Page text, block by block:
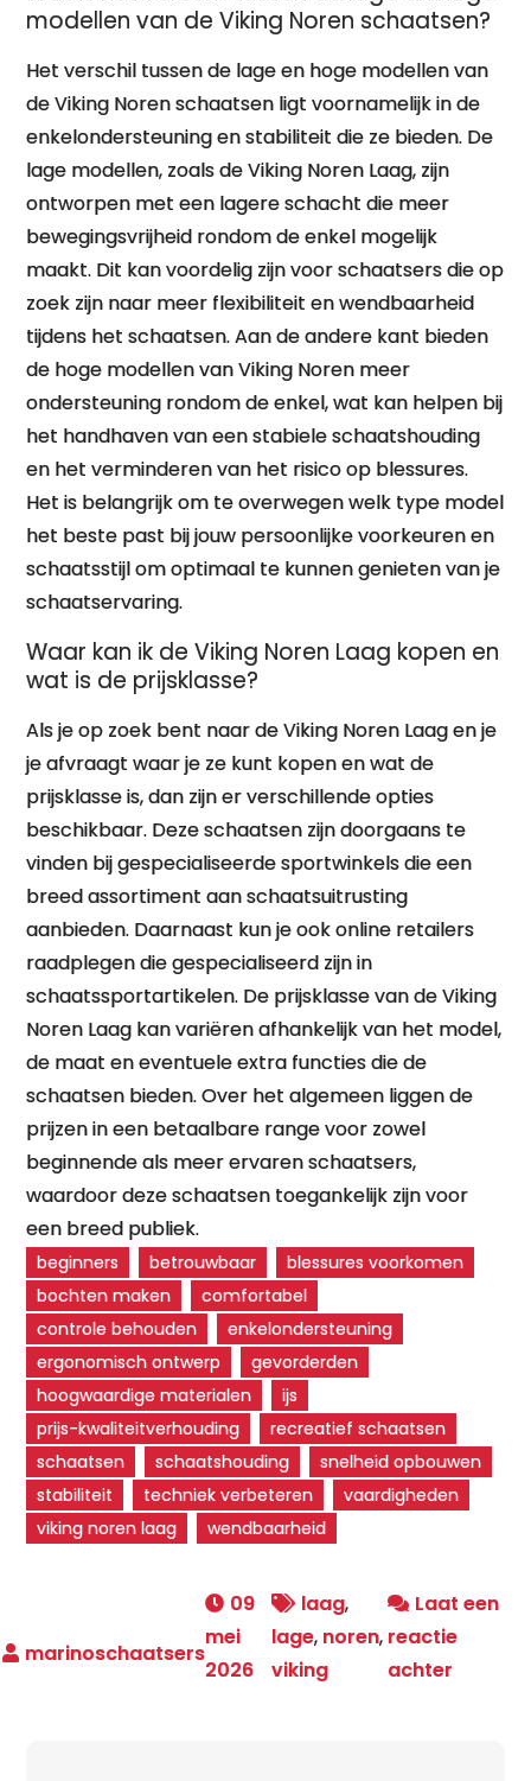
modellen van de Viking Noren schaatsen?
Het verschil tussen de lage en hoge modellen van
de Viking Noren schaatsen ligt voornamelijk in de
enkelondersteuning en stabiliteit die ze bieden. De
lage modellen, zoals de Viking Noren Laag, zijn
ontworpen met een lagere schacht die meer
bewegingsvrijheid rondom de enkel mogelijk
maakt. Dit kan voordelig zijn voor schaatsers die op
zoek zijn naar meer flexibiliteit en wendbaarheid
tijdens het schaatsen. Aan de andere kant bieden
de hoge modellen van Viking Noren meer
ondersteuning rondom de enkel, wat kan helpen bij
het handhaven van een stabiele schaatshouding
en het verminderen van het risico op blessures.
Het is belangrijk om te overwegen welk type model
het beste past bij jouw persoonlijke voorkeuren en
schaatsstijl om optimaal te kunnen genieten van je
schaatservaring.
Waar kan ik de Viking Noren Laag kopen en
wat is de prijsklasse?
Als je op zoek bent naar de Viking Noren Laag en je
je afvraagt waar je ze kunt kopen en wat de
prijsklasse is, dan zijn er verschillende opties
beschikbaar. Deze schaatsen zijn doorgaans te
vinden bij gespecialiseerde sportwinkels die een
breed assortiment aan schaatsuitrusting
aanbieden. Daarnaast kun je ook online retailers
raadplegen die gespecialiseerd zijn in
schaatssportartikelen. De prijsklasse van de Viking
Noren Laag kan variëren afhankelijk van het model,
de maat en eventuele extra functies die de
schaatsen bieden. Over het algemeen liggen de
prijzen in een betaalbare range voor zowel
beginnende als meer ervaren schaatsers,
waardoor deze schaatsen toegankelijk zijn voor
een breed publiek.
beginners betrouwbaar
blessures voorkomen
bochten maken
comfortabel
controle behouden
enkelondersteuning
ergonomisch ontwerp
gevorderden
hoogwaardige materialen
ijs
prijs-kwaliteitverhouding
recreatief schaatsen
schaatsen
schaatshouding
snelheid opbouwen
stabiliteit
techniek verbeteren
vaardigheden
viking noren laag
wendbaarheid
09
mei
2026
laag,
lage, noren,
viking
Laat een
reactie
achterop